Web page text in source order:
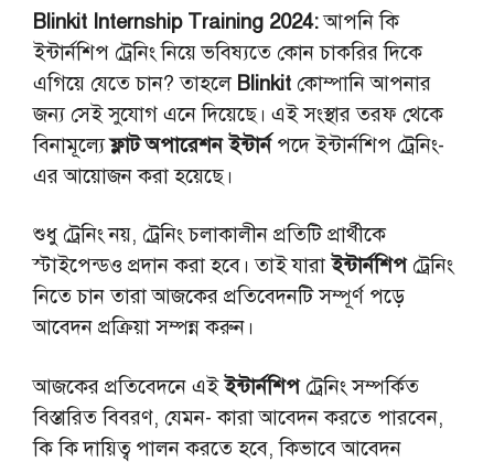
Blinkit Internship Training 2024:আপনি কি
ইন্টার্নশিপ ট্রেনিং নিয়ে ভবিষ্যতে কোন চাকরির দিকে
এগিয়ে যেতে চান? তাহলে Blinkit কোম্পানি আপনার
জন্য সেই সুযোগ এনে দিয়েছে। এই সংস্থার তরফ থেকে
বিনামূল্যেফ্লাট অপারেশন ইন্টার্নপদে ইন্টার্নশিপ ট্রেনিং-
এর আয়োজন করা হয়েছে।
শুধু ট্রেনিং নয়, ট্রেনিং চলাকালীন প্রতিটি প্রার্থীকে
স্টাইপেন্ডও প্রদান করা হবে। তাই যারাইন্টার্নশিপট্রেনিং
নিতে চান তারা আজকের প্রতিবেদনটি সম্পূর্ণ পড়ে
আবেদন প্রক্রিয়া সম্পন্ন করুন।
আজকের প্রতিবেদনে এইইন্টার্নশিপট্রেনিং সম্পর্কিত
বিস্তারিত বিবরণ, যেমন- কারা আবেদন করতে পারবেন,
কি কি দায়িত্ব পালন করতে হবে, কিভাবে আবেদন